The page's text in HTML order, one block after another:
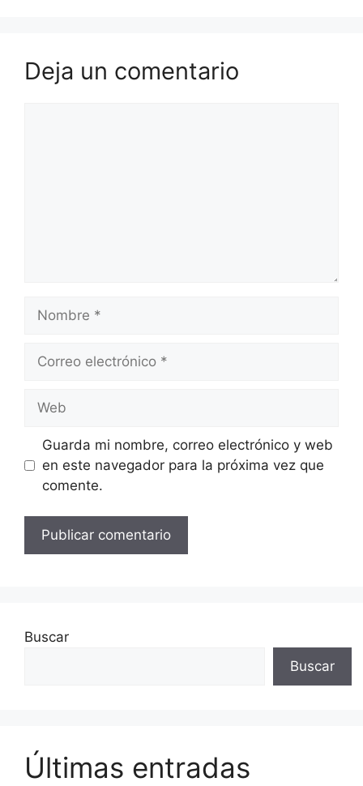
Deja un comentario
Guarda mi nombre, correo electrónico y web
en este navegador para la próxima vez que
comente.
Buscar
Buscar
Últimas entradas